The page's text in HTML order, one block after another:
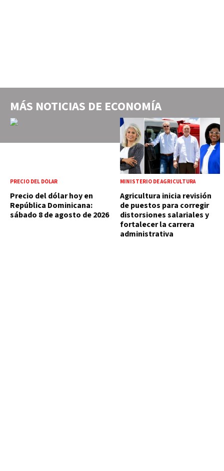
MÁS NOTICIAS DE ECONOMÍA
PRECIO DEL DÓLAR
Precio del dólar hoy en
República Dominicana:
sábado 8 de agosto de 2026
MINISTERIO DE AGRICULTURA
Agricultura inicia revisión
de puestos para corregir
distorsiones salariales y
fortalecer la carrera
administrativa